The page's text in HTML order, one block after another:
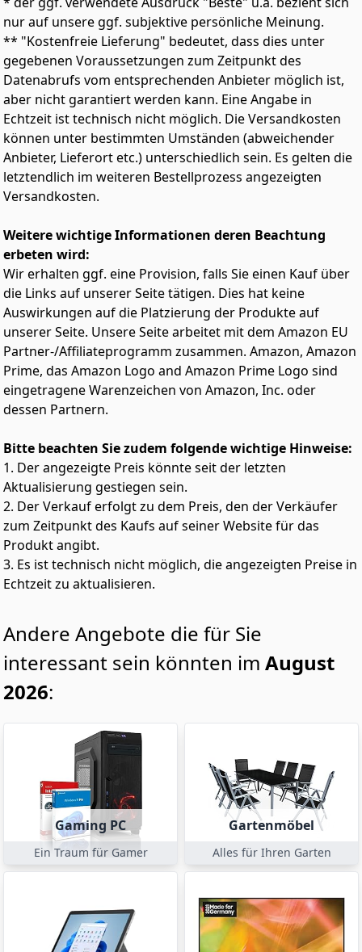
Wiederaufladbar und tragbar: Leicht zu transportieren
und perfekt für die Textilpflege unterwegs; ein
elektrischer Fusselentferner mit USB-Ladegerät, mit
einer Nutzungsdauer von 50 Minuten
Vielseitig einsetzbar: Ideal als Stoffrasierer für
Kleidung und auch als Fusselentferner für Ihre Couch
und andere Möbel
Einfach zu benutzen: Ein einfaches Design kombiniert
Leistungsstärke mit Benutzerfreundlichkeit; dieser
Stoffrasierer von Steamery ist eine unentbehrliche
Ergänzung Ihrer Textilpflegeroutine
nur auf unsere ggf. subjektive persönliche Meinung.
** "Kostenfreie Lieferung" bedeutet, dass dies unter
gegebenen Voraussetzungen zum Zeitpunkt des
Datenabrufs vom entsprechenden Anbieter möglich ist,
aber nicht garantiert werden kann. Eine Angabe in
Echtzeit ist technisch nicht möglich. Die Versandkosten
können unter bestimmten Umständen (abweichender
Anbieter, Lieferort etc.) unterschiedlich sein. Es gelten die
letztendlich im weiteren Bestellprozess angezeigten
Versandkosten.
Weitere wichtige Informationen deren Beachtung
erbeten wird:
Wir erhalten ggf. eine Provision, falls Sie einen Kauf über
die Links auf unserer Seite tätigen. Dies hat keine
Auswirkungen auf die Platzierung der Produkte auf
unserer Seite. Unsere Seite arbeitet mit dem Amazon EU
Partner-/Affiliateprogramm zusammen. Amazon, Amazon
Prime, das Amazon Logo and Amazon Prime Logo sind
eingetragene Warenzeichen von Amazon, Inc. oder
dessen Partnern.
Bitte beachten Sie zudem folgende wichtige Hinweise:
1. Der angezeigte Preis könnte seit der letzten
Aktualisierung gestiegen sein.
2. Der Verkauf erfolgt zu dem Preis, den der Verkäufer
zum Zeitpunkt des Kaufs auf seiner Website für das
Produkt angibt.
3. Es ist technisch nicht möglich, die angezeigten Preise in
Echtzeit zu aktualisieren.
Andere Angebote die für Sie
interessant sein könnten im August
2026:
Gaming PC
Ein Traum für Gamer
Gartenmöbel
Alles für Ihren Garten